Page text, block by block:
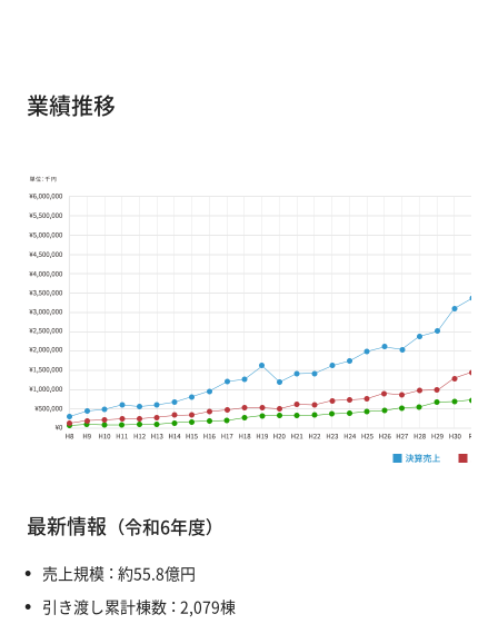
業績推移
最新情報 （令和6年度）
売上規模 ： 約55.8億円
引き渡し累計棟数 ： 2,079棟